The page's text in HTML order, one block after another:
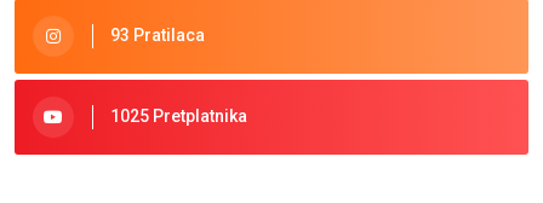
93 Pratilaca
1025 Pretplatnika